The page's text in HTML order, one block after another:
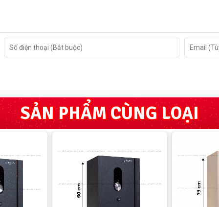
SẢN PHẨM CÙNG LOẠI